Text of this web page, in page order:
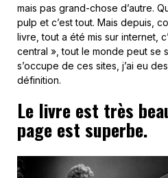
mais pas grand-chose d’autre.
pulp et c’est tout. Mais depuis,
livre, tout a été mis sur internet,
central », tout le monde peut se
s’occupe de ces sites, j’ai eu
définition.
Le livre est très
page est superbe.